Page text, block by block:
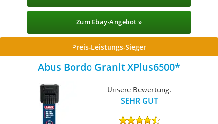
Zum Ebay-Angebot »
Preis-Leistungs-Sieger
Abus Bordo Granit XPlus6500
Unsere Bewertung:
SEHR GUT